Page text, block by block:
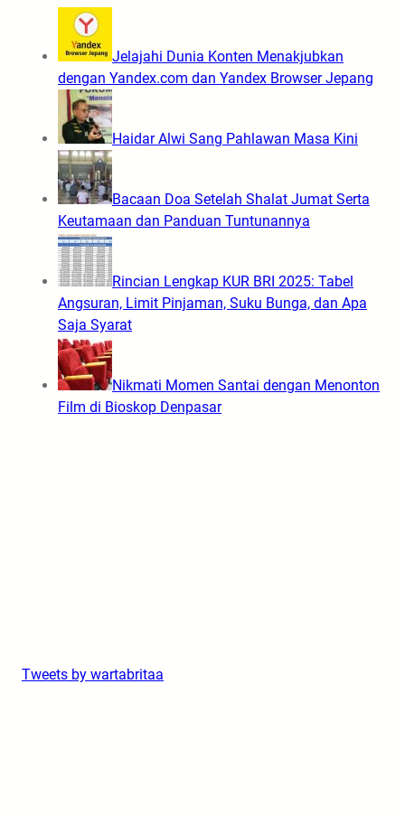
Jelajahi Dunia Konten Menakjubkan
dengan Yandex.com dan Yandex Browser Jepang
Haidar Alwi Sang Pahlawan Masa Kini
Bacaan Doa Setelah Shalat Jumat Serta
Keutamaan dan Panduan Tuntunannya
Rincian Lengkap KUR BRI 2025: Tabel
Angsuran, Limit Pinjaman, Suku Bunga, dan Apa
Saja Syarat
Nikmati Momen Santai dengan Menonton
Film di Bioskop Denpasar
Tweets by wartabritaa